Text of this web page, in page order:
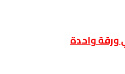
ورقة واحدة